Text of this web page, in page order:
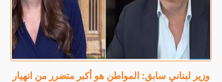
وزير لبناني سابق: المواطن هو أكبر متضرر من انهيار